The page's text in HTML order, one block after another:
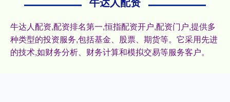
牛达人配资,配资排名第一,恒指配资开户,配资门户,提供多
种类型的投资服务,包括基金、股票、期货等。它采用先进
的技术,如财务分析、财务计算和模拟交易等服务客户。